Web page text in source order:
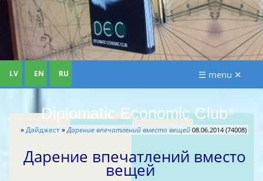
Diplomatic Economic Club®
LV EN RU ☰ menu ✕
»Дайджест»Дарение впечатлений вместо вещей 08.06.2014 (74008)
Дарение впечатлений вместо
вещей